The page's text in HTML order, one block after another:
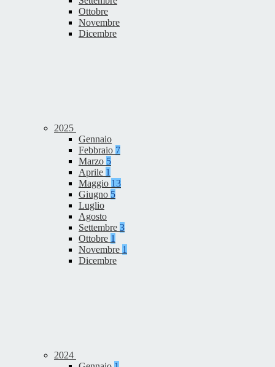
Ottobre
Novembre
Dicembre
2025
Gennaio
Febbraio 7
Marzo 5
Aprile 1
Maggio 13
Giugno 5
Luglio
Agosto
Settembre 3
Ottobre 1
Novembre 1
Dicembre
2024